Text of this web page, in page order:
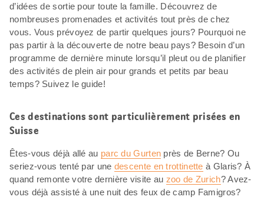
d’idées de sortie pour toute la famille. Découvrez de
nombreuses promenades et activités tout près de chez
vous. Vous prévoyez de partir quelques jours? Pourquoi ne
pas partir à la découverte de notre beau pays? Besoin d’un
programme de dernière minute lorsqu’il pleut ou de planifier
des activités de plein air pour grands et petits par beau
temps? Suivez le guide!
Ces destinations sont particulièrement prisées en
Suisse
Êtes-vous déjà allé au parc du Gurten près de Berne? Ou
seriez-vous tenté par une descente en trottinette à Glaris? À
quand remonte votre dernière visite au zoo de Zurich? Avez-
vous déjà assisté à une nuit des feux de camp Famigros?